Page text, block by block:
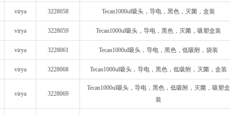
virya 3228058 Tecan1000ul吸头，导电，黑色，灭菌，盒装
virya 3228059 Tecan1000ul吸头，导电，黑色，灭菌，吸塑盒装
virya 3228061 Tecan1000ul吸头，导电，黑色，低吸附，袋装
virya 3228068 Tecan1000ul吸头，导电，黑色，低吸附，灭菌，盒装
virya 3228069
Tecan1000ul吸头，导电，黑色，低吸附，灭菌，吸塑盒
装